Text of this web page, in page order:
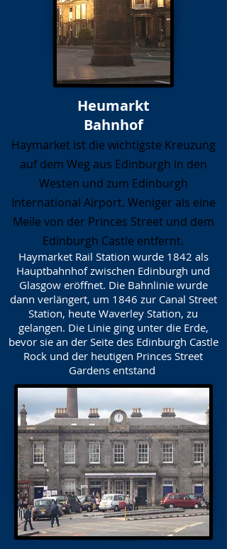
Heumarkt
Bahnhof
Haymarket ist die wichtigste Kreuzung
auf dem Weg aus Edinburgh in den
Westen und zum Edinburgh
International Airport. Weniger als eine
Meile von der Princes Street und dem
Edinburgh Castle entfernt.
Haymarket Rail Station wurde 1842 als
Hauptbahnhof zwischen Edinburgh und
Glasgow eröffnet. Die Bahnlinie wurde
dann verlängert, um 1846 zur Canal Street
Station, heute Waverley Station, zu
gelangen. Die Linie ging unter die Erde,
bevor sie an der Seite des Edinburgh Castle
Rock und der heutigen Princes Street
Gardens entstand